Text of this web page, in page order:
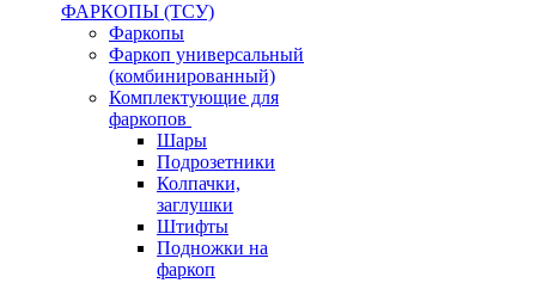
ФАРКОПЫ (ТСУ)
Фаркопы
Фаркоп универсальный
(комбинированный)
Комплектующие для
фаркопов
Шары
Подрозетники
Колпачки,
заглушки
Штифты
Подножки на
фаркоп